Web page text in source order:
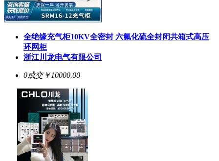
全绝缘充气柜10KV全密封 六氟化硫全封闭共箱式高压
环网柜
浙江川龙电气有限公司
0成交￥10000.00